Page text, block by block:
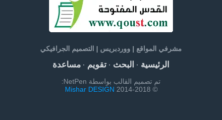
مشرفي المواقع | ووردبريس | التصميم الجرافيكي
الرئيسية· البحث· تقويم· مساعدة
تم تصميم القالب بواسطة NetPen:
© 2014-2018
Mishar DESIGN